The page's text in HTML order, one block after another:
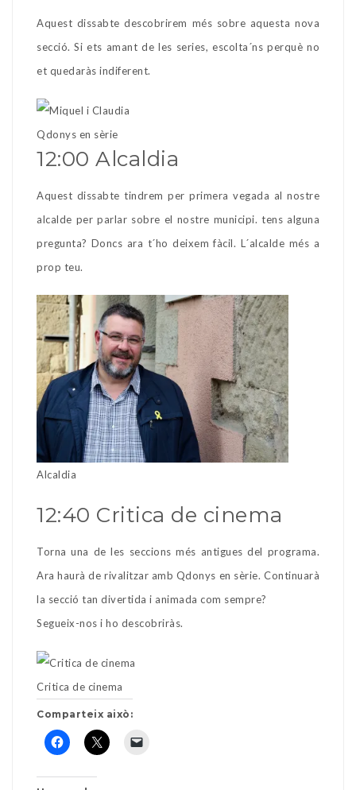
Aquest dissabte descobrirem més sobre aquesta nova
secció. Si ets amant de les series, escolta´ns perquè no
et quedaràs indiferent.
Qdonys en sèrie
12:00 Alcaldia
Aquest dissabte tindrem per primera vegada al nostre
alcalde per parlar sobre el nostre municipi. tens alguna
pregunta? Doncs ara t´ho deixem fàcil. L´alcalde més a
prop teu.
Alcaldia
12:40 Critica de cinema
Torna una de les seccions més antigues del programa.
Ara haurà de rivalitzar amb Qdonys en sèrie. Continuarà
la secció tan divertida i animada com sempre?
Segueix-nos i ho descobriràs.
Critica de cinema
Comparteix això: